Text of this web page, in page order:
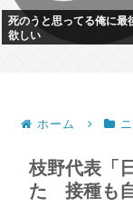
死のうと思ってる俺に最
欲しい
ホーム
枝野代表「
た 接種も自